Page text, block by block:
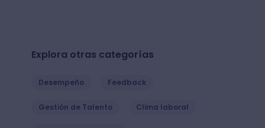
Explora otras categorías
Desempeño Feedback
Gestión de Talento Clima laboral